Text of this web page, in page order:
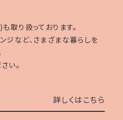
取り扱っております。
ジなど、さまざまな暮らしを
い。
詳しくはこちら